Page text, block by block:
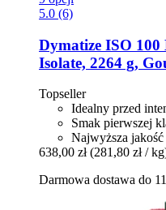
5.0 (6)
Dymatize ISO 100
Isolate, 2264 g,
Topseller
Idealny przed
Smak pierwszej
Najwyższa
638,00 zł (281,80 zł /
Darmowa dostawa do